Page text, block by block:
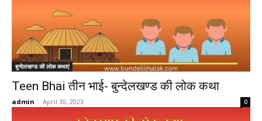
बुन्देलखण्ड की लोक कथाएं
Teen Bhai तीन भाई- बुन्देलखण्ड की लोक कथा
admin - April 30, 2023 0